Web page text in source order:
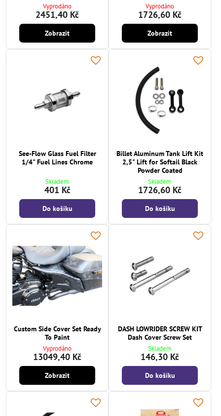
Vyprodáno
2451,40 Kč
Zobrazit
Vyprodáno
1726,60 Kč
Zobrazit
See-Flow Glass Fuel Filter
1/4" Fuel Lines Chrome
Skladem
401 Kč
Do košíku
Billet Aluminum Tank Lift Kit
2,5" Lift for Softail Black
Powder Coated
Skladem
1726,60 Kč
Do košíku
Custom Side Cover Set Ready
To Paint
Vyprodáno
13049,40 Kč
Zobrazit
DASH LOWRIDER SCREW KIT
Dash Cover Screw Set
Skladem
146,30 Kč
Do košíku